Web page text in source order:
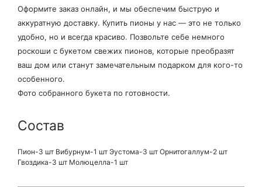
Оформите заказ онлайн, и мы обеспечим быструю и
аккуратную доставку. Купить пионы у нас — это не только
удобно, но и всегда красиво. Позвольте себе немного
роскоши с букетом свежих пионов, которые преобразят
ваш дом или станут замечательным подарком для кого-то
особенного.
Фото собранного букета по готовности.
Состав
Пион-3 шт Вибурнум-1 шт Эустома-3 шт Орнитогаллум-2 шт
Гвоздика-3 шт Молюцелла-1 шт